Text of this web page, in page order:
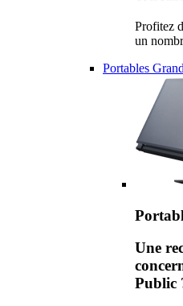
Profitez
un
Portables
Une
Public